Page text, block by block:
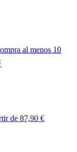
al menos 10
de 87,90 €